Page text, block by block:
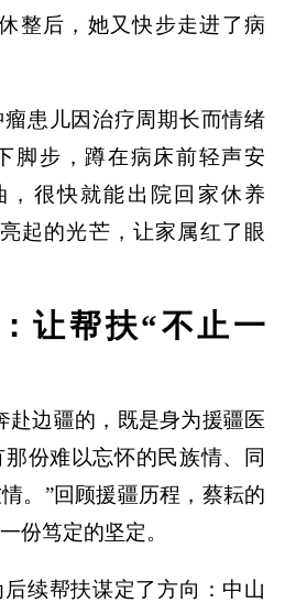
整后，她又快步走进了病
患儿因治疗周期长而情绪
脚步，蹲在病床前轻声安
，很快就能出院回家休养
起的光芒，让家属红了眼
让帮扶“不止一
赴边疆的，既是身为援疆医
份难以忘怀的民族情、同
。”回顾援疆历程，蔡耘的
份笃定的坚定。
续帮扶谋定了方向：中山